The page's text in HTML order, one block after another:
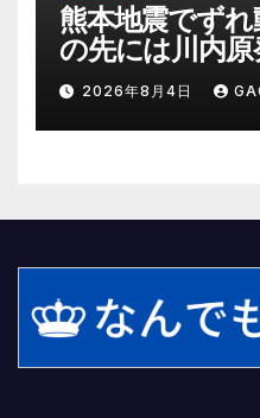
熊本地震でず
の先には川内
とヤバい事態を
スクも(J-CAST
2026年8月4日